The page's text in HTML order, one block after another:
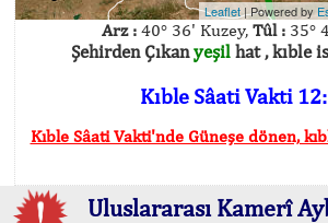
Leaflet| Powered by
Arz :40° 36' Kuzey, Tûl :35°
Şehirden Çıkanyeşilhat , kıble
Kıble Sâati Vakti
Kıble Sâati Vakti'nde Güneşe dönen,
Uluslararası Kamerî